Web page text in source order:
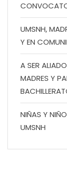
UMSNH,
Y EN
A SER
MADRES Y
NIÑAS Y
UMSNH